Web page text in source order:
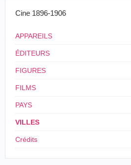
Cine 1896-1906
APPAREILS
ÉDITEURS
FIGURES
FILMS
PAYS
VILLES
Crédits